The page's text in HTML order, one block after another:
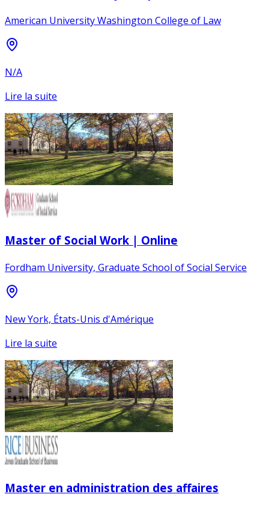
American University Washington College of Law
N/A
Lire la suite
Master of Social Work | Online
Fordham University, Graduate School of Social Service
New York, États-Unis d'Amérique
Lire la suite
Master en administration des affaires